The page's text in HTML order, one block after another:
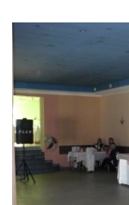
FOTOALBUM
AUDIO - VIDEO
VIDEOKLIPY
NÁVŠTEVNÁ KNIHA